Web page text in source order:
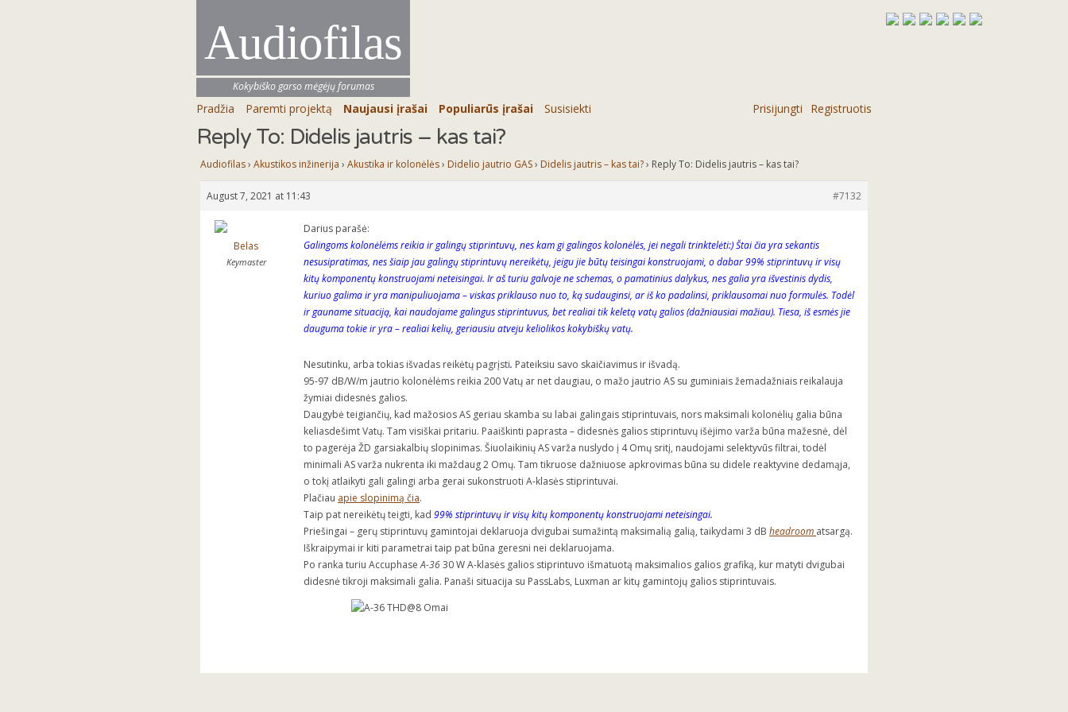
Audiofilas
Kokybiško garso mėgėjų forumas
Pradžia Paremti projektą Naujausi įrašai Populiarūs įrašai Susisiekti Prisijungti Registruotis
Reply To: Didelis jautris – kas tai?
Audiofilas› Akustikos inžinerija › Akustika ir kolonėlės› Didelio jautrio GAS› Didelis jautris – kas tai?› Reply To: Didelis jautris – kas tai?
August 7, 2021 at 11:43 #7132
Belas
Keymaster
Darius parašė:
Galingoms kolonėlėms reikia ir galingų stiprintuvų, nes kam gi galingos kolonėlės, jei negali trinktelėti:) Štai čia yra sekantis
nesusipratimas, nes šiaip jau galingų stiprintuvų nereikėtų, jeigu jie būtų teisingai konstruojami, o dabar 99% stiprintuvų ir visų
kitų komponentų konstruojami neteisingai. Ir aš turiu galvoje ne schemas, o pamatinius dalykus, nes galia yra išvestinis dydis,
kuriuo galima ir yra manipuliuojama – viskas priklauso nuo to, ką sudauginsi, ar iš ko padalinsi, priklausomai nuo formulės. Todėl
ir gauname situaciją, kai naudojame galingus stiprintuvus, bet realiai tik keletą vatų galios (dažniausiai mažiau). Tiesa, iš esmės jie
dauguma tokie ir yra – realiai kelių, geriausiu atveju keliolikos kokybiškų vatų.
Nesutinku, arba tokias išvadas reikėtų pagrįsti. Pateiksiu savo skaičiavimus ir išvadą.
95-97 dB/W/m jautrio kolonėlėms reikia 200 Vatų ar net daugiau, o mažo jautrio AS su guminiais žemadažniais reikalauja
žymiai didesnės galios.
Daugybė teigiančių, kad mažosios AS geriau skamba su labai galingais stiprintuvais, nors maksimali kolonėlių galia būna
keliasdešimt Vatų. Tam visiškai pritariu. Paaiškinti paprasta – didesnės galios stiprintuvų išėjimo varža būna mažesnė, dėl
to pagerėja ŽD garsiakalbių slopinimas. Šiuolaikinių AS varža nuslydo į 4 Omų sritį, naudojami selektyvūs filtrai, todėl
minimali AS varža nukrenta iki maždaug 2 Omų. Tam tikruose dažniuose apkrovimas būna su didele reaktyvine dedamąja,
o tokį atlaikyti gali galingi arba gerai sukonstruoti A-klasės stiprintuvai.
Plačiau apie slopinimą čia.
Taip pat nereikėtų teigti, kad 99% stiprintuvų ir visų kitų komponentų konstruojami neteisingai.
Priešingai – gerų stiprintuvų gamintojai deklaruoja dvigubai sumažintą maksimalią galią, taikydami 3 dB headroom atsargą.
Iškraipymai ir kiti parametrai taip pat būna geresni nei deklaruojama.
Po ranka turiu AccuphaseA-3630 W A-klasės galios stiprintuvo išmatuotą maksimalios galios grafiką, kur matyti dvigubai
didesnė tikroji maksimali galia. Panaši situacija su PassLabs, Luxman ar kitų gamintojų galios stiprintuvais.